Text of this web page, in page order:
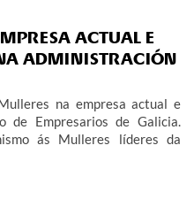
ACTUAL E
ADMINISTRACIÓN
na empresa actual e
de Empresarios de Galicia.
ás Mulleres líderes da